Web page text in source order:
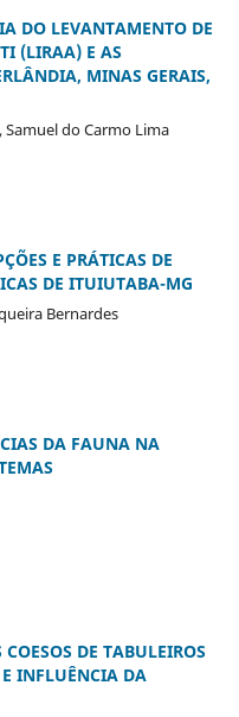
DO LEVANTAMENTO DE
(LIRAA) E AS
MINAS GERAIS,
Samuel do Carmo Lima
E PRÁTICAS DE
DE ITUIUTABA-MG
Bernardes
DA FAUNA NA
DE TABULEIROS
E INFLUÊNCIA DA